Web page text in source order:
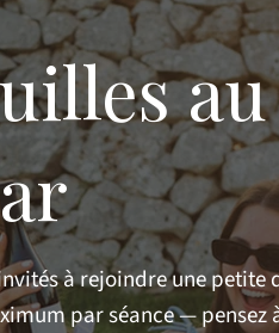
à rejoindre une
par séance — pensez